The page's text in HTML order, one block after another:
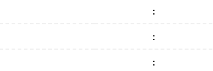
:
:
: